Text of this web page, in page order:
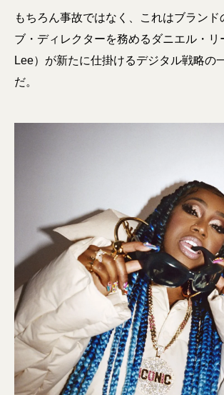
もちろん事故ではなく、これはブランド
ブ・ディレクターを務めるダニエル・リ
Lee）が新たに仕掛けるデジタル戦略の
だ。